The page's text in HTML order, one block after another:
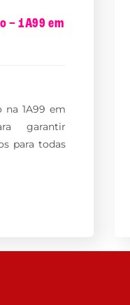
– 1A99 em
na 1A99 em
garantir
para todas